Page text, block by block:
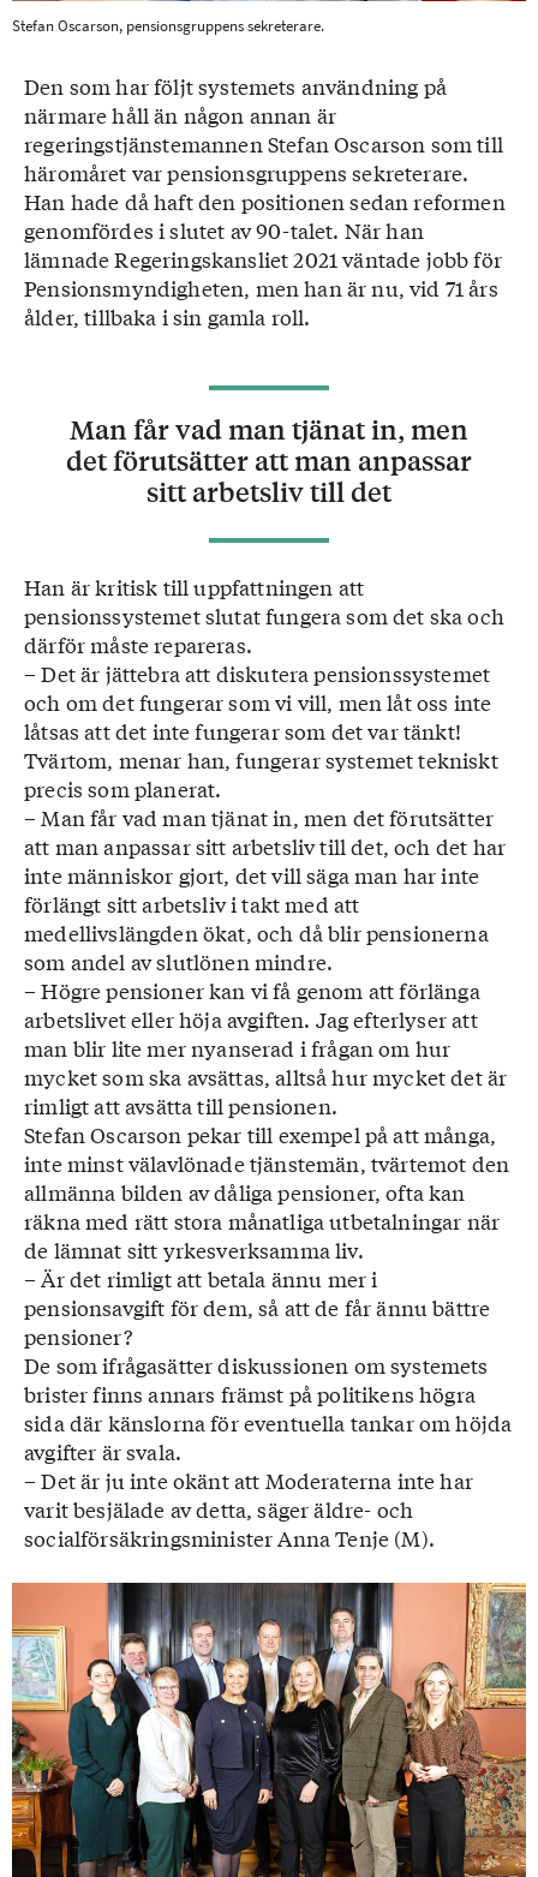
Stefan Oscarson, pensionsgruppens sekreterare.
Den som har följt systemets användning på
närmare håll än någon annan är
regeringstjänstemannen Stefan Oscarson som till
häromåret var pensionsgruppens sekreterare.
Han hade då haft den positionen sedan reformen
genomfördes i slutet av 90-talet. När han
lämnade Regeringskansliet 2021 väntade jobb för
Pensionsmyndigheten, men han är nu, vid 71 års
ålder, tillbaka i sin gamla roll.
Man får vad man tjänat in, men
det förutsätter att man anpassar
sitt arbetsliv till det
Han är kritisk till uppfattningen att
pensionssystemet slutat fungera som det ska och
därför måste repareras.
– Det är jättebra att diskutera pensionssystemet
och om det fungerar som vi vill, men låt oss inte
låtsas att det inte fungerar som det var tänkt!
Tvärtom, menar han, fungerar systemet tekniskt
precis som planerat.
– Man får vad man tjänat in, men det förutsätter
att man anpassar sitt arbetsliv till det, och det har
inte människor gjort, det vill säga man har inte
förlängt sitt arbetsliv i takt med att
medellivslängden ökat, och då blir pensionerna
som andel av slutlönen mindre.
– Högre pensioner kan vi få genom att förlänga
arbetslivet eller höja avgiften. Jag efterlyser att
man blir lite mer nyanserad i frågan om hur
mycket som ska avsättas, alltså hur mycket det är
rimligt att avsätta till pensionen.
Stefan Oscarson pekar till exempel på att många,
inte minst välavlönade tjänstemän, tvärtemot den
allmänna bilden av dåliga pensioner, ofta kan
räkna med rätt stora månatliga utbetalningar när
de lämnat sitt yrkesverksamma liv.
– Är det rimligt att betala ännu mer i
pensionsavgift för dem, så att de får ännu bättre
pensioner?
De som ifrågasätter diskussionen om systemets
brister finns annars främst på politikens högra
sida där känslorna för eventuella tankar om höjda
avgifter är svala.
– Det är ju inte okänt att Moderaterna inte har
varit besjälade av detta, säger äldre- och
socialförsäkringsminister Anna Tenje (M).